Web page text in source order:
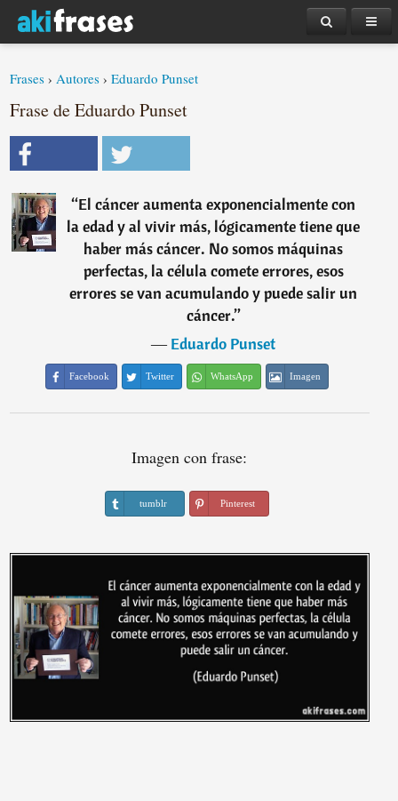
Frases ›Autores ›Eduardo Punset
Frase de Eduardo Punset
“El cáncer aumenta exponencialmente con
la edad y al vivir más, lógicamente tiene que
haber más cáncer. No somos máquinas
perfectas, la célula comete errores, esos
errores se van acumulando y puede salir un
cáncer.”
―Eduardo Punset
Facebook Twitter WhatsApp Imagen
Imagen con frase:
tumblr Pinterest